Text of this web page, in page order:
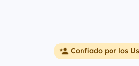
Confiado por los